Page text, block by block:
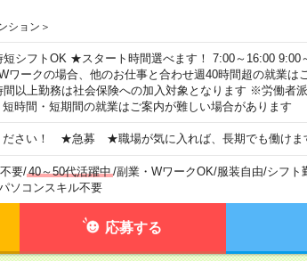
ション＞
シフトOK ★スタート時間選べます！ 7:00～16:00 9:00
ワークの場合、他のお仕事と合わせ週40時間超の就業は
間以上勤務は社会保険への加入対象となります ※労働者
時間・短期間の就業はご案内が難しい場合があります
ださい！ ★急募 ★職場が気に入れば、長期でも働けま
要/40～50代活躍中/副業・WワークOK/服装自由/シフト
ソコンスキル不要
応募する